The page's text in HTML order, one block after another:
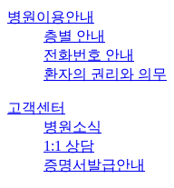
병원이용안내
층별 안내
전화번호 안내
환자의 권리와 의무
고객센터
병원소식
1:1 상담
증명서발급안내